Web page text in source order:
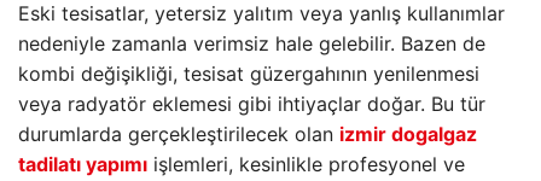
Eski tesisatlar, yetersiz yalıtım veya yanlış kullanımlar
nedeniyle zamanla verimsiz hale gelebilir. Bazen de
kombi değişikliği, tesisat güzergahının yenilenmesi
veya radyatör eklemesi gibi ihtiyaçlar doğar. Bu tür
durumlarda gerçekleştirilecek olan izmir dogalgaz
tadilatı yapımı işlemleri, kesinlikle profesyonel ve